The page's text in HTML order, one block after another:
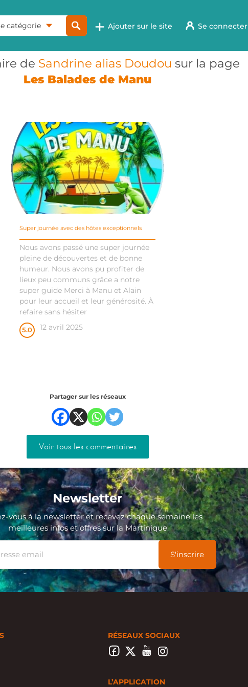
catégorie Ajouter sur le site Se connecter
de Sandrine alias Doudou sur la page
Les Balades de Manu
Super journée avec des hôtes exceptionnels
Nous avons passé une super journée
pleine de découvertes et de bonne
humeur. Nous avons pu profiter de
lieux peu communs grâce a notre
super guide Merci à Manu et Alain
pour leur accueil et leur générosité. À
refaire sans hésiter
5.0 12 avril 2025
Partager sur les réseaux
Voir tous les commentaires
Newsletter
vous à la newsletter et recevez chaque semaine les
meilleures infos et offres sur la Martinique
RÉSEAUX SOCIAUX
L’APPLICATION